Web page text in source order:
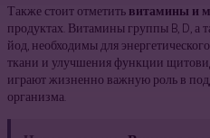
Также стоит отметитьвитамины и
продуктах. Витамины группы B, D, а
йод, необходимы для
ткани и улучшения функции
играют жизненно важную роль в
организма.